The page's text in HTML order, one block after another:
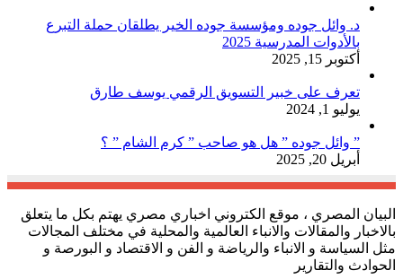
د. وائل جوده ومؤسسة جوده الخير يطلقان حملة التبرع
بالأدوات المدرسية 2025
أكتوبر 15, 2025
تعرف على خبير التسويق الرقمي يوسف طارق
يوليو 1, 2024
” وائل جوده ” هل هو صاحب ” كرم الشام ” ؟
أبريل 20, 2025
البيان المصري ، موقع الكتروني اخباري مصري يهتم بكل ما يتعلق
بالاخبار والمقالات والانباء العالمية والمحلية في مختلف المجالات
مثل السياسة و الانباء والرياضة و الفن و الاقتصاد و البورصة و
الحوادث والتقارير